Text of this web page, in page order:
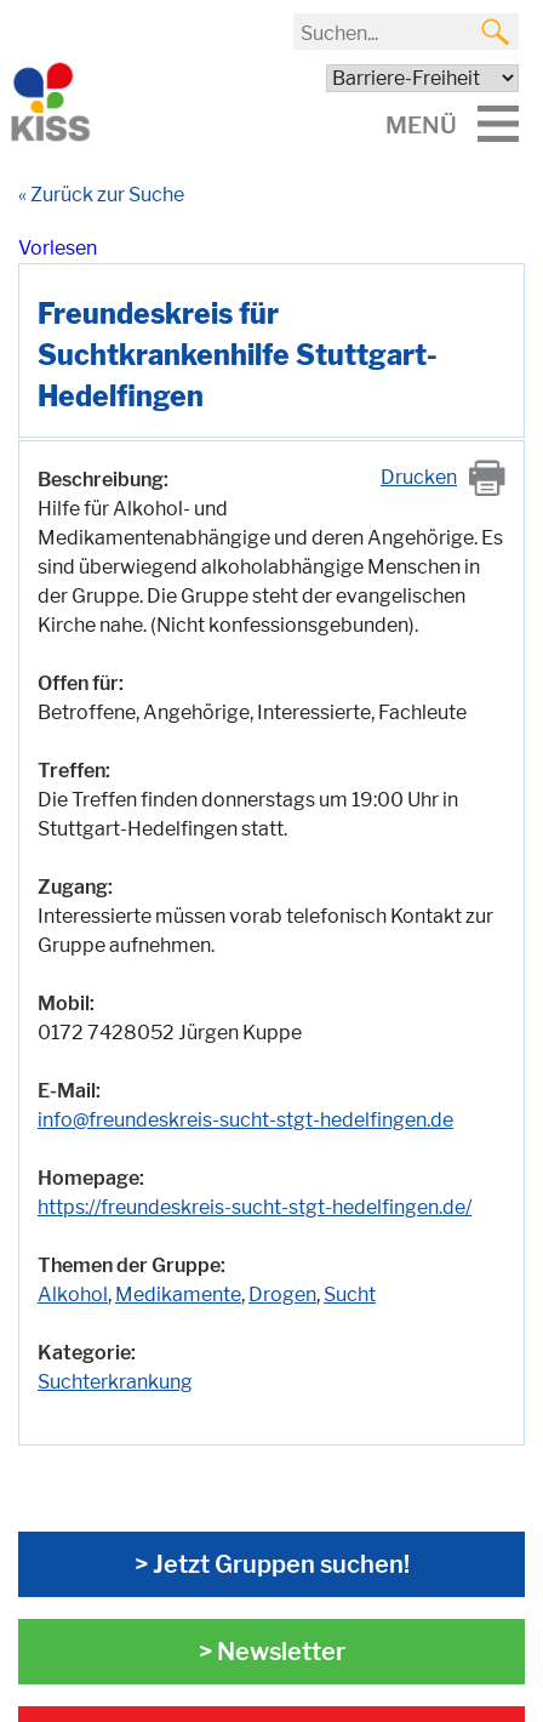
MENÜ
« Zurück zur Suche
Vorlesen
Freundeskreis für
Suchtkrankenhilfe Stuttgart-
Hedelfingen
Drucken
Beschreibung:
Hilfe für Alkohol- und
Medikamentenabhängige und deren Angehörige. Es
sind überwiegend alkoholabhängige Menschen in
der Gruppe. Die Gruppe steht der evangelischen
Kirche nahe. (Nicht konfessionsgebunden).
Offen für:
Betroffene, Angehörige, Interessierte, Fachleute
Treffen:
Die Treffen finden donnerstags um 19:00 Uhr in
Stuttgart-Hedelfingen statt.
Zugang:
Interessierte müssen vorab telefonisch Kontakt zur
Gruppe aufnehmen.
Mobil:
0172 7428052 Jürgen Kuppe
E-Mail:
info@freundeskreis-sucht-stgt-hedelfingen.de
Homepage:
https://freundeskreis-sucht-stgt-hedelfingen.de/
Themen der Gruppe:
Alkohol, Medikamente, Drogen, Sucht
Kategorie:
Suchterkrankung
> Jetzt Gruppen suchen!
> Newsletter